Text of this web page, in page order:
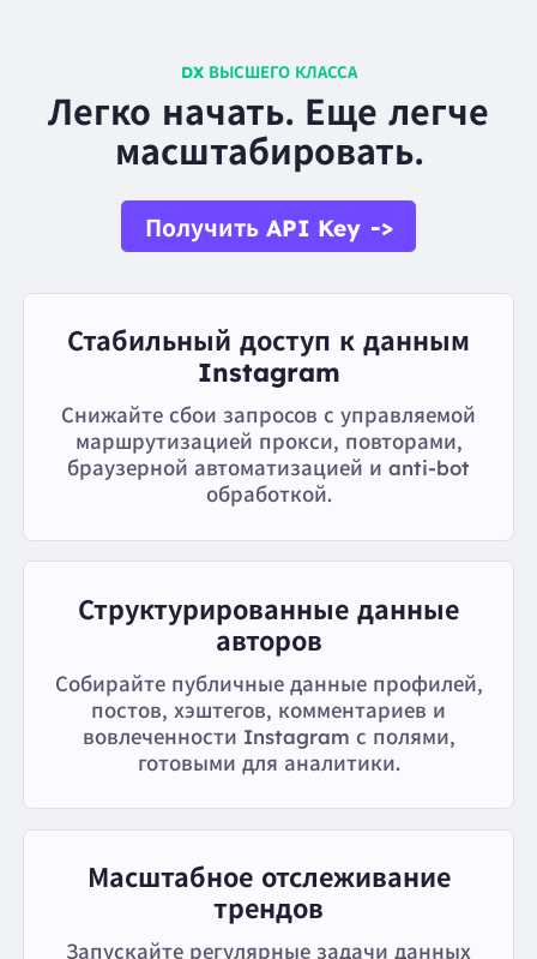
DX ВЫСШЕГО КЛАССА
Легко начать. Еще легче
масштабировать.
Получить API Key ->
Стабильный доступ к данным
Instagram
Снижайте сбои запросов с управляемой
маршрутизацией прокси, повторами,
браузерной автоматизацией и anti-bot
обработкой.
Структурированные данные
авторов
Собирайте публичные данные профилей,
постов, хэштегов, комментариев и
вовлеченности Instagram с полями,
готовыми для аналитики.
Масштабное отслеживание
трендов
Запускайте регулярные задачи данных